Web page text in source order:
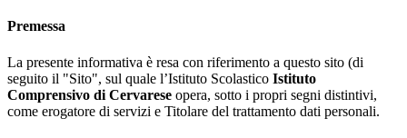
Premessa
La presente informativa è resa con riferimento a questo sito (di
seguito il "Sito", sul quale l’Istituto Scolastico Istituto
Comprensivo di Cervarese opera, sotto i propri segni distintivi,
come erogatore di servizi e Titolare del trattamento dati personali.